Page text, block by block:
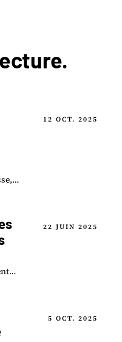
.
12 OCT. 2025
22 JUIN 2025
5 OCT. 2025